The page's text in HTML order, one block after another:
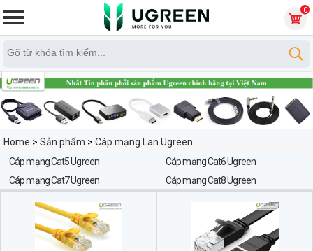
0
Home > Sản phẩm > Cáp mạng Lan Ugreen
Cáp mạng Cat5 Ugreen
Cáp mạng Cat6 Ugreen
Cáp mạng Cat7 Ugreen
Cáp mạng Cat8 Ugreen